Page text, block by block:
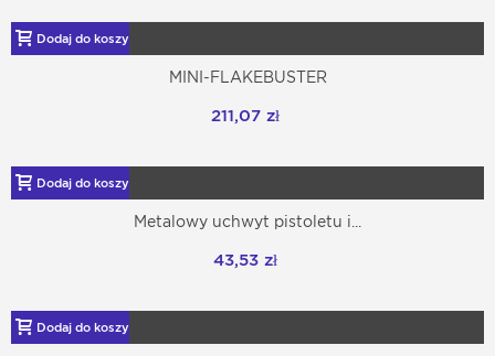
Dodaj do koszyka
MINI-FLAKEBUSTER
211,07 zł
Dodaj do koszyka
Metalowy uchwyt pistoletu i...
43,53 zł
Dodaj do koszyka